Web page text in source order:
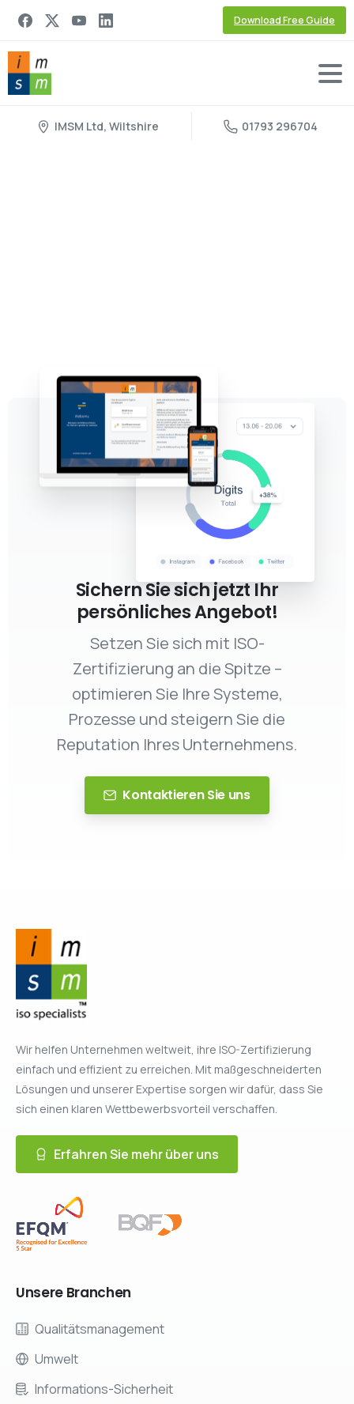
Download Free Guide
IMSM Ltd, Wiltshire 01793 296704
Sichern Sie sich jetzt Ihr
persönliches Angebot!
Setzen Sie sich mit ISO-
Zertifizierung an die Spitze –
optimieren Sie Ihre Systeme,
Prozesse und steigern Sie die
Reputation Ihres Unternehmens.
Kontaktieren Sie uns
Wir helfen Unternehmen weltweit, ihre ISO-Zertifizierung
einfach und effizient zu erreichen. Mit maßgeschneiderten
Lösungen und unserer Expertise sorgen wir dafür, dass Sie
sich einen klaren Wettbewerbsvorteil verschaffen.
Erfahren Sie mehr über uns
Unsere Branchen
Qualitätsmanagement
Umwelt
Informations-Sicherheit